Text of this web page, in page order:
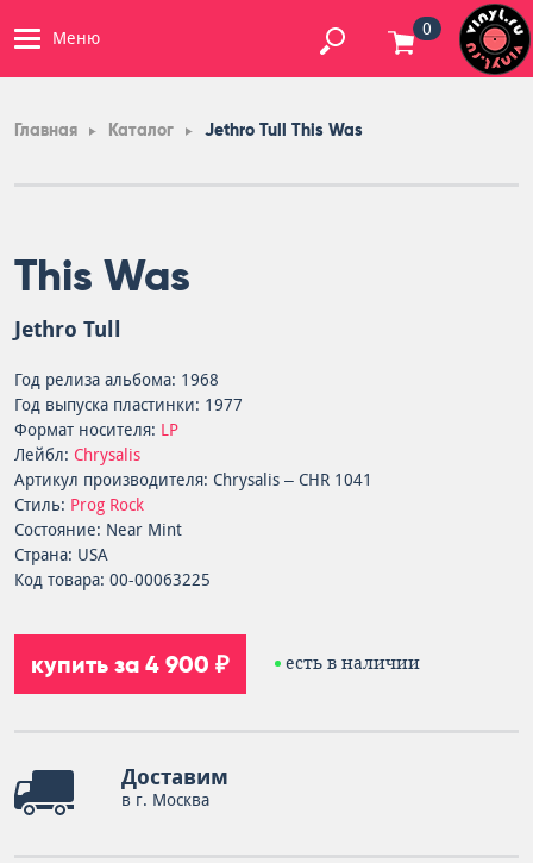
Меню 0
Главная Каталог Jethro Tull This Was
This Was
Jethro Tull
Год релиза альбома: 1968
Год выпуска пластинки: 1977
Формат носителя: LP
Лейбл: Chrysalis
Артикул производителя: Chrysalis – CHR 1041
Стиль: Prog Rock
Состояние: Near Mint
Страна: USA
Код товара: 00-00063225
купить за 4 900 ₽ есть в наличии
Доставим
в г. Москва